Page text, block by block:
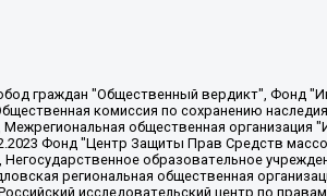
Владимирович, Павлов Иван Юрьевич, Скворцова Елена Сергеевна, Общество с ограниченной ответственностью "Как бы инагент", Кочетков Игорь Викторович, Общество с ограниченной ответственностью "Честные выборы", Еланчик Олег Александрович, Общество с ограниченной ответственностью "Нобелевский призыв", Гималова Регина Эмилевна, Григорьев Андрей Валерьевич, Григорьева Алина Александровна, Ассоциация по содействию защите прав призывников, альтернативнослужащих и военнослужащих "Правозащитная группа "Гражданин.Армия.Право", Хисамова Регина Фаритовна, Автономная некоммерческая организация по реализации социально-правовых программ "Лилит", Дальневосточное общественное движение "Маяк", Санкт-Петербургская ЛГБТ-инициативная группа "Выход", Инициативная группа ЛГБТ+ "Реверс", Алексеев Андрей Викторович, Бекбулатова Таисия Львовна, Беляев Иван Михайлович, Владыкина Елена Сергеевна, Гельман Марат Александрович, Никульшина Вероника Юрьевна, Толоконникова Надежда Андреевна, Шендерович Виктор Анатольевич, Общество с ограниченной ответственностью "Данное сообщение", Общество с ограниченной ответственностью Издательский дом "Новая глава", Айнбиндер Александра Александровна, Московский комьюнити-центр для ЛГБТ+инициатив, Благотворительный фонд развития филантропии, Deutsche Welle (Германия, Kurt-Schumacher-Strasse 3, 53113 Bonn), Борзунова Мария Михайловна, Воробьев Виктор Викторович, Голубева Анна Львовна, Константинова Алла Михайловна, Малкова Ирина Владимировна, Мурадов Мурад Абдулгалимович, Осетинская Елизавета Николаевна, Понасенков Евгений Николаевич, Ганапольский Матвей Юрьевич, Киселев Евгений Алексеевич, Борухович Ирина Григорьевна, Дремин Иван Тимофеевич, Дубровский Дмитрий Викторович, Красноярская региональная общественная организация поддержки и развития альтернативных образовательных технологий и межкультурных коммуникаций "ИНТЕРРА", Маяковская Екатерина Алексеевна, Фейгин Марк Захарович, Филимонов Андрей Викторович, Дзугкоева Регина Николаевна, Доброхотов Роман Александрович, Дудь Юрий Александрович, Елкин Сергей Владимирович, Кругликов Кирилл Игоревич, Сабунаева Мария Леонидовна, Семенов Алексей Владимирович, Шаинян Карен Багратович, Шульман Екатерина Михайловна, Асафьев Артур Валерьевич, Вахштайн Виктор Семенович, Венедиктов Алексей Алексеевич, Лушникова Екатерина Евгеньевна,